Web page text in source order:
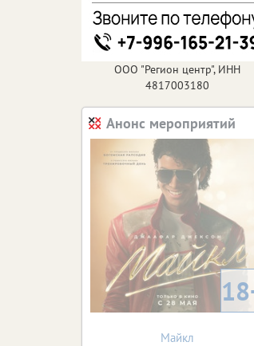
ООО "Регион центр", ИНН
4817003180
Анонс мероприятий
Майкл